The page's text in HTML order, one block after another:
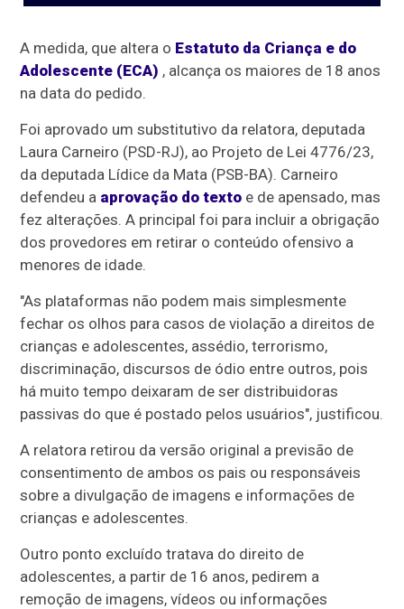
A medida, que altera o Estatuto da Criança e do
Adolescente (ECA) , alcança os maiores de 18 anos
na data do pedido.
Foi aprovado umsubstitutivo da relatora, deputada
Laura Carneiro (PSD-RJ), ao Projeto de Lei 4776/23,
da deputada Lídice da Mata (PSB-BA). Carneiro
defendeu a aprovação do texto e de apensado, mas
fez alterações. A principal foi para incluir a obrigação
dos provedores em retirar o conteúdo ofensivo a
menores de idade.
"As plataformas não podem mais simplesmente
fechar os olhos para casos de violação a direitos de
crianças e adolescentes, assédio, terrorismo,
discriminação, discursos de ódio entre outros, pois
há muito tempo deixaram de ser distribuidoras
passivas do que é postado pelos usuários", justificou.
A relatora retirou da versão original a previsão de
consentimento de ambos os pais ou responsáveis
sobre a divulgação de imagens e informações de
crianças e adolescentes.
Outro ponto excluído tratava do direito de
adolescentes, a partir de 16 anos, pedirem a
remoção de imagens, vídeos ou informações